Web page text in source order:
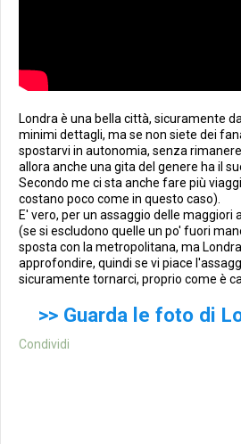
Londra è una bella città, sicuramente
minimi dettagli, ma se non siete dei
spostarvi in autonomia, senza
allora anche una gita del genere ha il
Secondo me ci sta anche fare più
costano poco come in questo caso).
E' vero, per un assaggio delle
(se si escludono quelle un po' fuori
sposta con la metropolitana, ma
approfondire, quindi se vi piace
sicuramente tornarci, proprio come è
>> Guarda le foto di
Condividi